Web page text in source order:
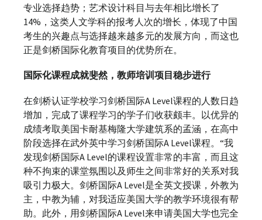
专业选择趋势；艺术设计科目与去年相比增长了
14%，这类人文学科的报考人次的增长，体现了中国
考生的兴趣点与选择越来越多元的发展方向，而这也
正是剑桥国际化教育项目的优势所在。
国际化课程成就斐然，教师培训项目稳步进行
在剑桥认证学校学习剑桥国际A Level课程的人数日趋
增加，完成了课程学习的学子们收获颇丰。以优异的
成绩考取美国卡耐基梅隆大学建筑系的孟涵，在高中
阶段选择在武外英中学习剑桥国际A Level课程。“我
发现剑桥国际A Level的课程设置非常的丰富，而且这
种不拘束的课堂氛围以及师生之间非常好的关系对我
吸引力极大。剑桥国际A Level是全英文授课，外教为
主，中教为辅，对我适应美国大学的教学环境很有帮
助。此外，用剑桥国际A Level来申请美国大学也完全